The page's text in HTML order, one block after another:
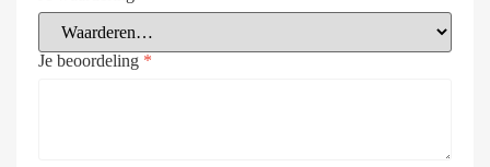
Je beoordeling *